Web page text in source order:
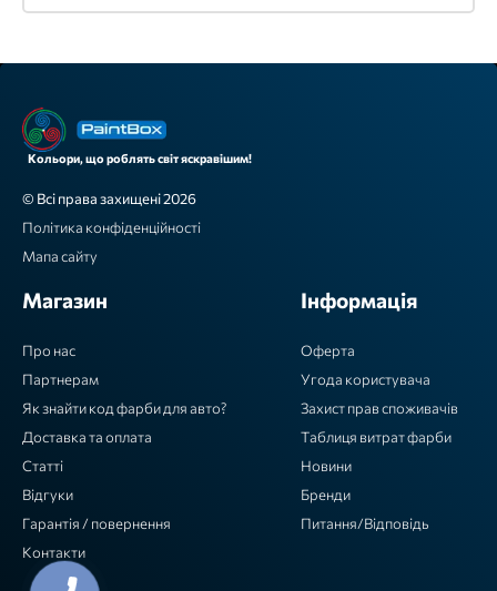
Кольори, що роблять світ яскравішим!
© Всі права захищені 2026
Політика конфіденційності
Мапа сайту
Магазин
Про нас
Партнерам
Як знайти код фарби для авто?
Доставка та оплата
Статті
Відгуки
Гарантія / повернення
Контакти
Інформація
Оферта
Угода користувача
Захист прав споживачів
Таблиця витрат фарби
Новини
Бренди
Питання/Відповідь